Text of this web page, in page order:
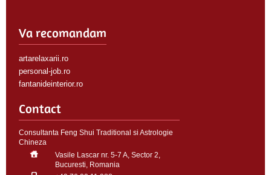
Va recomandam
artarelaxarii.ro
personal-job.ro
fantanideinterior.ro
Contact
Consultanta Feng Shui Traditional si Astrologie
Chineza
Vasile Lascar nr. 5-7 A, Sector 2,
Bucuresti, Romania